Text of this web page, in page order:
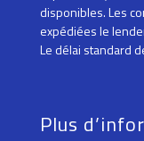
disponibles. Les
expédiées le
Le délai standard
Plus